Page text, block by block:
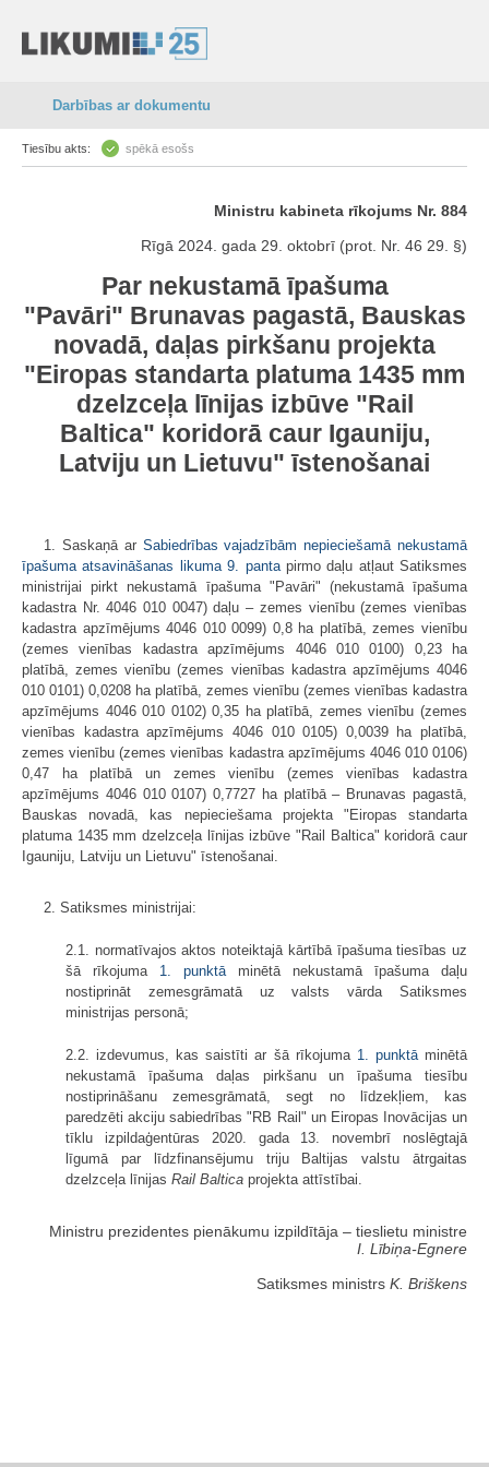
Darbības ar dokumentu
Tiesību akts: spēkā esošs
Ministru kabineta rīkojums Nr. 884
Rīgā 2024. gada 29. oktobrī (prot. Nr. 46 29. §)
Par nekustamā īpašuma
"Pavāri" Brunavas pagastā, Bauskas
novadā, daļas pirkšanu projekta
"Eiropas standarta platuma 1435 mm
dzelzceļa līnijas izbūve "Rail
Baltica" koridorā caur Igauniju,
Latviju un Lietuvu" īstenošanai
1. Saskaņā ar Sabiedrības vajadzībām nepieciešamā nekustamā
īpašuma atsavināšanas likuma 9. pantapirmo daļu atļaut Satiksmes
ministrijai pirkt nekustamā īpašuma "Pavāri" (nekustamā īpašuma
kadastra Nr. 4046 010 0047) daļu – zemes vienību (zemes vienības
kadastra apzīmējums 4046 010 0099) 0,8 ha platībā, zemes vienību
(zemes vienības kadastra apzīmējums 4046 010 0100) 0,23 ha
platībā, zemes vienību (zemes vienības kadastra apzīmējums 4046
010 0101) 0,0208 ha platībā, zemes vienību (zemes vienības kadastra
apzīmējums 4046 010 0102) 0,35 ha platībā, zemes vienību (zemes
vienības kadastra apzīmējums 4046 010 0105) 0,0039 ha platībā,
zemes vienību (zemes vienības kadastra apzīmējums 4046 010 0106)
0,47 ha platībā un zemes vienību (zemes vienības kadastra
apzīmējums 4046 010 0107) 0,7727 ha platībā – Brunavas pagastā,
Bauskas novadā, kas nepieciešama projekta "Eiropas standarta
platuma 1435 mm dzelzceļa līnijas izbūve "Rail Baltica" koridorā caur
Igauniju, Latviju un Lietuvu" īstenošanai.
2. Satiksmes ministrijai:
2.1. normatīvajos aktos noteiktajā kārtībā īpašuma tiesības uz
šā rīkojuma 1. punktā minētā nekustamā īpašuma daļu
nostiprināt zemesgrāmatā uz valsts vārda Satiksmes
ministrijas personā;
2.2. izdevumus, kas saistīti ar šā rīkojuma 1. punktāminētā
nekustamā īpašuma daļas pirkšanu un īpašuma tiesību
nostiprināšanu zemesgrāmatā, segt no līdzekļiem, kas
paredzēti akciju sabiedrības "RB Rail" un Eiropas Inovācijas un
tīklu izpildaģentūras 2020. gada 13. novembrī noslēgtajā
līgumā par līdzfinansējumu triju Baltijas valstu ātrgaitas
dzelzceļa līnijas Rail Baltica projekta attīstībai.
Ministru prezidentes pienākumu izpildītāja ‒ tieslietu ministre
I. Lībiņa-Egnere
Satiksmes ministrs K. Briškens